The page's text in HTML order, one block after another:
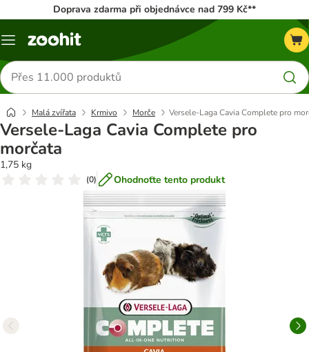
Doprava zdarma při objednávce nad 799 Kč**
Menu
Hledat
produkty
Malá zvířata Krmivo Morče Versele-Laga Cavia Complete pro
Versele-Laga Cavia Complete pro
morčata
1,75 kg
(0) Ohodnoťte tento produkt